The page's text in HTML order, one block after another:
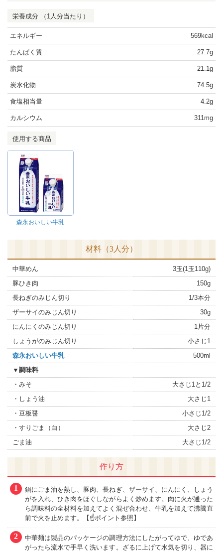
栄養成分 （1人分当たり）
エネルギー 569kcal
たんぱく質 27.7g
脂質 21.1g
炭水化物 74.5g
食塩相当量 4.2g
カルシウム 311mg
使用する商品
森永おいしい牛乳
材料（3人分）
中華めん
3玉(1玉110g)
豚ひき肉
150g
長ねぎのみじん切り
1/3本分
ザーサイのみじん切り
30g
にんにくのみじん切り
1片分
しょうがのみじん切り
小さじ1
森永おいしい牛乳
500ml
▼調味料
・みそ
大さじ1と1/2
・しょう油
大さじ1
・豆板醤
小さじ1/2
・すりごま（白）
大さじ2
ごま油
大さじ1/2
作り方
1
鍋にごま油を熱し、豚肉、長ねぎ、ザーサイ、にんにく、しょう
がを入れ、ひき肉をほぐしながらよく炒めます。肉に火が通った
ら調味料の全材料を加えてよく混ぜ合わせ、牛乳を加えて沸騰直
前で火を止めます。【☝ポイント参照】
2
中華麺は製品のパッケージの調理方法にしたがってゆで、ゆであ
がったら流水で手早く洗います。ざるに上げて水気を切り、器に